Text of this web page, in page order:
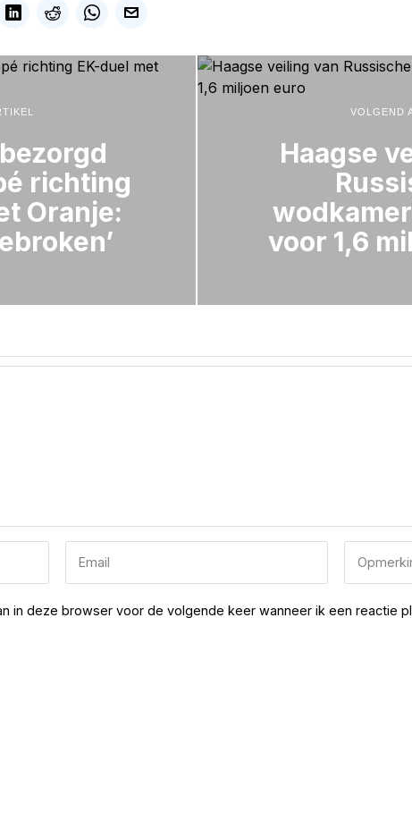
richting
Oranje:
VOLGEND
Haagse
voor 1,6
in deze browser voor de volgende keer wanneer ik een reactie